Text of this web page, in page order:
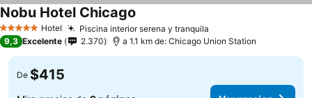
5 Estrellas Hotel Piscina interior serena y tranquila
Nobu Hotel Chicago
9,3 Excelente 2.370 a 1.1 km de: Chicago Union Station
De $415